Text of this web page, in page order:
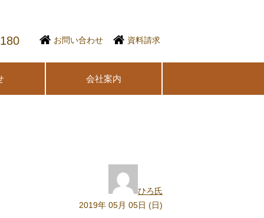
お問い合わせ 資料請求
会社案内
ひろ氏
2019年 05月 05日 (日)